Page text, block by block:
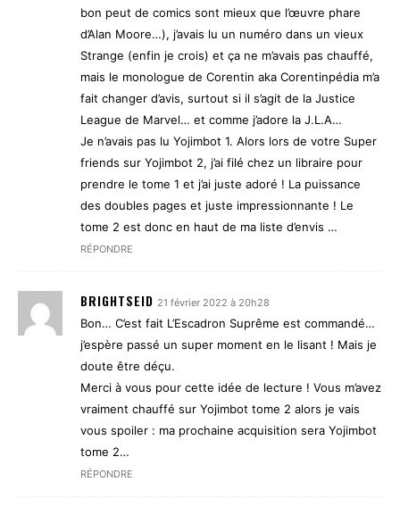
bon peut de comics sont mieux que l’œuvre phare
d’Alan Moore…), j’avais lu un numéro dans un vieux
Strange (enfin je crois) et ça ne m’avais pas chauffé,
mais le monologue de Corentin aka Corentinpédia m’a
fait changer d’avis, surtout si il s’agit de la Justice
League de Marvel… et comme j’adore la J.L.A…
Je n’avais pas lu Yojimbot 1. Alors lors de votre Super
friends sur Yojimbot 2, j’ai filé chez un libraire pour
prendre le tome 1 et j’ai juste adoré ! La puissance
des doubles pages et juste impressionnante ! Le
tome 2 est donc en haut de ma liste d’envis …
RÉPONDRE
BRIGHTSEID 21 février 2022 à 20h28
Bon… C’est fait L’Escadron Suprême est commandé…
j’espère passé un super moment en le lisant ! Mais je
doute être déçu.
Merci à vous pour cette idée de lecture ! Vous m’avez
vraiment chauffé sur Yojimbot tome 2 alors je vais
vous spoiler : ma prochaine acquisition sera Yojimbot
tome 2…
RÉPONDRE